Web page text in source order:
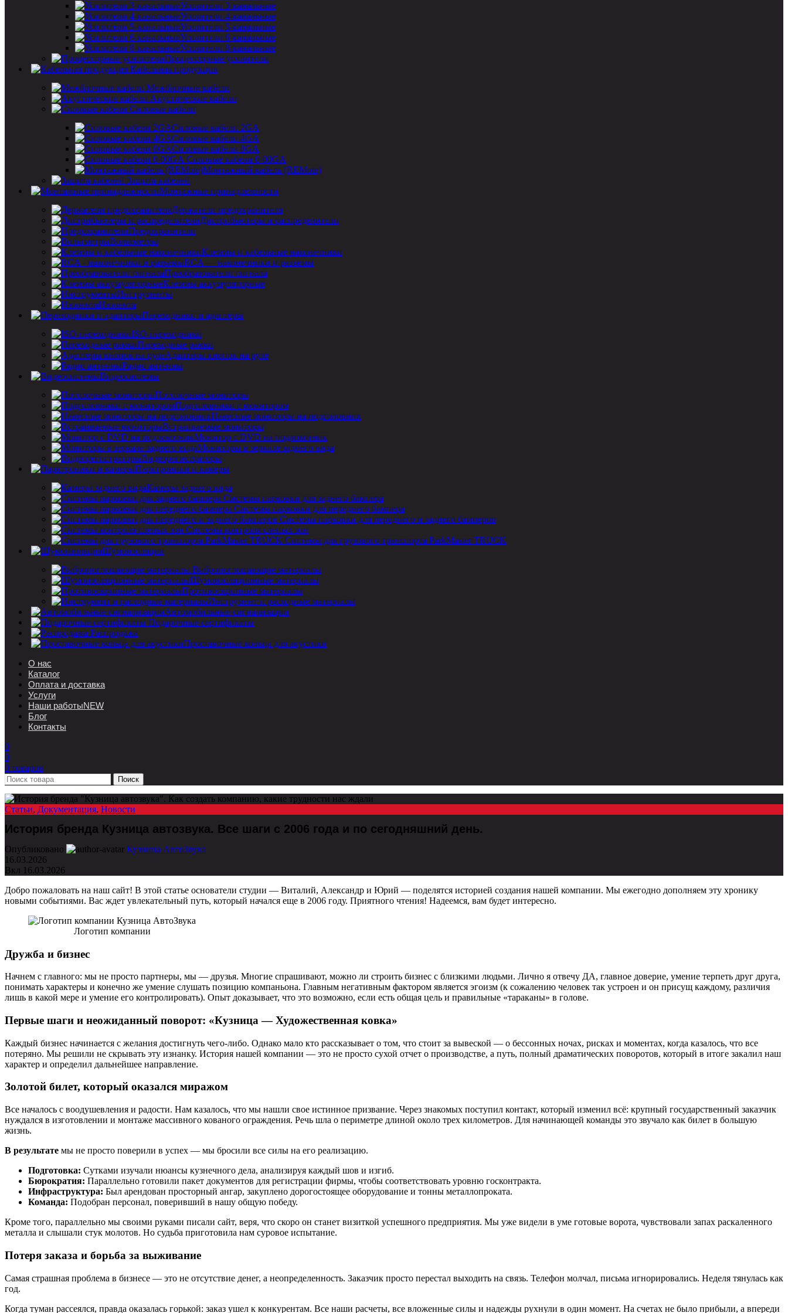
Усилители 3-канальные
Усилители 4-канальные
Усилители 5-канальные
Усилители 6-канальные
Усилители 8-канальные
Процессорные усилители
Кабельная продукция
Межблочные кабели
Акустические кабели
Силовые кабели
Силовые кабели 2GA
Силовые кабели 4GA
Силовые кабели 8GA
Силовые кабели 0-00GA
Монтажный кабель (REMote)
Защита кабелей
Монтажные принадлежности
Держатели предохранителя
Дистрибьютеры и распределители
Предохранители
Вольтметры
Клеммы и кабельные наконечники
RCA — наконечники и разъемы
Преобразователи сигнала
Клеммы аккумуляторные
Инструменты
Изолента
Переходники и адаптеры
ISO-переходники
Переходные рамки
Адаптеры кнопок на руле
Радио антенны
Видеосистемы
Потолочные мониторы
Подголовники с монитором
Навесные мониторы на подголовник
Встраиваемые мониторы
Монитор с DVD на подлокотник
Мониторы в зеркале заднего вида
Видеорегистраторы
Парктроники и камеры
Камеры заднего вида
Системы парковки для заднего бампера
Системы парковки для переднего бампера
Системы парковки для переднего и заднего бамперов
Системы контроля слепых зон
Системы для грузового транспорта ParkMaster TRUCK
Шумоизоляция
Вибропоглощающие материалы
Шумоизоляционные материалы
Противоскрипные материалы
Инструмент и расходные материалы
Автомобильные сигнализации
Подарочные сертификаты
Распродажа
Проставочные кольца для акустики
О нас
Каталог
Оплата и доставка
Услуги
Наши работыNEW
Блог
Контакты
0
0
0 товаров
Поиск
Статьи, Документация, Новости
История бренда Кузница автозвука. Все шаги с 2006 года и по сегодняшний день.
Опубликовано
Кузница АвтоЗвука
16.03.2026
Вкл 16.03.2026
Добро пожаловать на наш сайт! В этой статье основатели студии — Виталий, Александр и Юрий — поделятся историей создания нашей компании. Мы ежегодно дополняем эту хронику
новыми событиями. Вас ждет увлекательный путь, который начался еще в 2006 году. Приятного чтения! Надеемся, вам будет интересно.
Логотип компании
Дружба и бизнес
Начнем с главного: мы не просто партнеры, мы — друзья. Многие спрашивают, можно ли строить бизнес с близкими людьми. Лично я отвечу ДА, главное доверие, умение терпеть друг друга,
понимать характеры и конечно же умение слушать позицию компаньона. Главным негативным фактором является эгоизм (к сожалению человек так устроен и он присущ каждому, различия
лишь в какой мере и умение его контролировать). Опыт доказывает, что это возможно, если есть общая цель и правильные «тараканы» в голове.
Первые шаги и неожиданный поворот: «Кузница — Художественная ковка»
Каждый бизнес начинается с желания достигнуть чего-либо. Однако мало кто рассказывает о том, что стоит за вывеской — о бессонных ночах, рисках и моментах, когда казалось, что все
потеряно. Мы решили не скрывать эту изнанку. История нашей компании — это не просто сухой отчет о производстве, а путь, полный драматических поворотов, который в итоге закалил наш
характер и определил дальнейшее направление.
Золотой билет, который оказался миражом
Все началось с воодушевления и радости. Нам казалось, что мы нашли свое истинное призвание. Через знакомых поступил контакт, который изменил всё: крупный государственный заказчик
нуждался в изготовлении и монтаже массивного кованого ограждения. Речь шла о периметре длиной около трех километров. Для начинающей команды это звучало как билет в большую
жизнь.
В результате мы не просто поверили в успех — мы бросили все силы на его реализацию.
Подготовка: Сутками изучали нюансы кузнечного дела, анализируя каждый шов и изгиб.
Бюрократия: Параллельно готовили пакет документов для регистрации фирмы, чтобы соответствовать уровню госконтракта.
Инфраструктура: Был арендован просторный ангар, закуплено дорогостоящее оборудование и тонны металлопроката.
Команда: Подобран персонал, поверивший в нашу общую победу.
Кроме того, параллельно мы своими руками писали сайт, веря, что скоро он станет визиткой успешного предприятия. Мы уже видели в уме готовые ворота, чувствовали запах раскаленного
металла и слышали стук молотов. Но судьба приготовила нам суровое испытание.
Потеря заказа и борьба за выживание
Самая страшная проблема в бизнесе — это не отсутствие денег, а неопределенность. Заказчик просто перестал выходить на связь. Телефон молчал, письма игнорировались. Неделя тянулась как
год.
Когда туман рассеялся, правда оказалась горькой: заказ ушел к конкурентам. Все наши расчеты, все вложенные силы и надежды рухнули в один момент. На счетах не было прибыли, а впереди